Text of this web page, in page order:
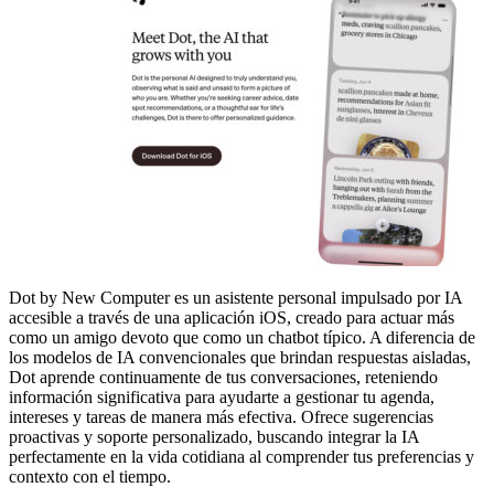
Dot by New Computer es un asistente personal impulsado por IA
accesible a través de una aplicación iOS, creado para actuar más
como un amigo devoto que como un chatbot típico. A diferencia de
los modelos de IA convencionales que brindan respuestas aisladas,
Dot aprende continuamente de tus conversaciones, reteniendo
información significativa para ayudarte a gestionar tu agenda,
intereses y tareas de manera más efectiva. Ofrece sugerencias
proactivas y soporte personalizado, buscando integrar la IA
perfectamente en la vida cotidiana al comprender tus preferencias y
contexto con el tiempo.